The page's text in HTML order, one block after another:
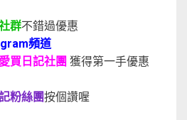
群不錯過優惠
頻道
買日記社團 獲得第一手優惠
粉絲團按個讚喔